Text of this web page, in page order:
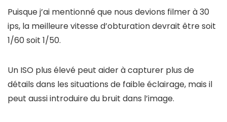
Puisque j’ai mentionné que nous devions filmer à 30
ips, la meilleure vitesse d’obturation devrait être soit
1/60 soit 1/50.
Un ISO plus élevé peut aider à capturer plus de
détails dans les situations de faible éclairage, mais il
peut aussi introduire du bruit dans l’image.